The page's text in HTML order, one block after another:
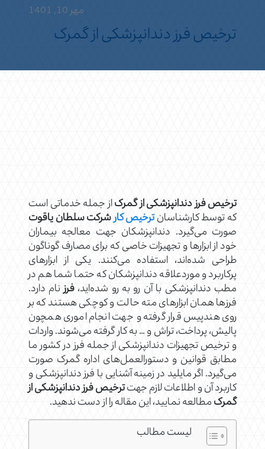
مهر 10, 1401
ترخیص فرز دندانپزشکی از گمرک
ترخیص فرز دندانپزشکیاز گمرکاز جمله خدماتی است
که توسط کارشناسانترخیص کارشرکت سلطان یاقوت
صورت می‌گیرد. دندانپزشکان جهت معالجه بیماران
خود از ابزارها و تجهیزات خاصی که برای مصارف گوناگون
طراحی شده‌اند، استفاده می‌کنند. یکی از ابزارهای
پرکاربرد و موردعلاقه دندانپزشکان که حتما شما هم در
مطب دندانپزشکی با آن رو به رو شده‌اید، فرزنام دارد.
فرزها همان ابزارهای مته حالت و کوچکی هستند که بر
روی هندپیس قرار گرفته و جهت انجام اموری همچون
پالیش، پرداخت، تراش و … به کار گرفته می‌شوند. واردات
و ترخیص تجهیزات دندانپزشکی از جمله فرز در کشور ما
مطابق قوانین و دستورالعمل‌های اداره گمرک صورت
می‌گیرد. اگر مایلید در زمینه آشنایی با فرز دندانپزشکی و
کاربرد آن و اطلاعات لازم جهتترخیص فرز دندانپزشکی از
گمرکمطالعه نمایید، این مقاله را از دست ندهید.
لیست مطالب